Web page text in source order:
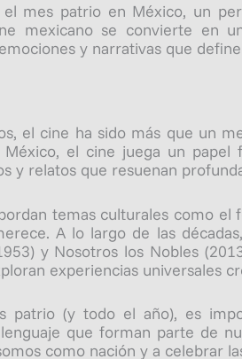
mes patrio en México, un
mexicano se convierte en
y narrativas que
el cine ha sido más que un
México, el cine juega un
y relatos que resuenan
temas culturales como el
A lo largo de las
y Nosotros los Nobles
experiencias universales
patrio (y todo el año), es
que forman parte de
como nación y a celebrar